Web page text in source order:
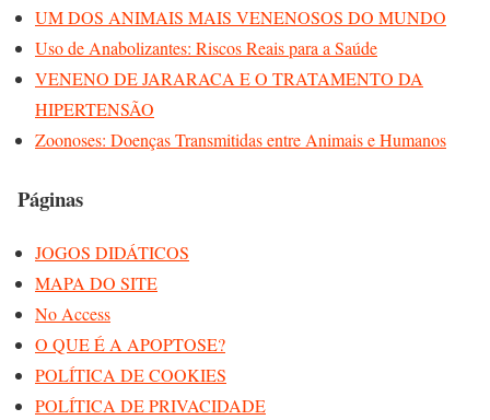
UM DOS ANIMAIS MAIS VENENOSOS DO MUNDO
Uso de Anabolizantes: Riscos Reais para a Saúde
VENENO DE JARARACA E O TRATAMENTO DA
HIPERTENSÃO
Zoonoses: Doenças Transmitidas entre Animais e Humanos
Páginas
JOGOS DIDÁTICOS
MAPA DO SITE
No Access
O QUE É A APOPTOSE?
POLÍTICA DE COOKIES
POLÍTICA DE PRIVACIDADE